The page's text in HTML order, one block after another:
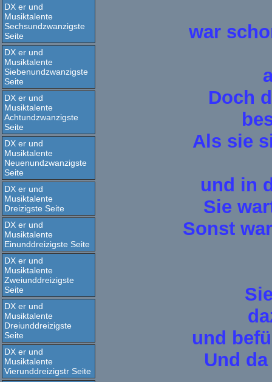
DX er und
Musiktalente
Sechsundzwanzigste
Seite
DX er und
Musiktalente
Siebenundzwanzigste
Seite
DX er und
Musiktalente
Achtundzwanzigste
Seite
DX er und
Musiktalente
Neuenundzwanzigste
Seite
DX er und
Musiktalente
Dreizigste Seite
DX er und
Musiktalente
Einunddreizigste Seite
DX er und
Musiktalente
Zweiunddreizigste
Seite
DX er und
Musiktalente
Dreiunddreizigste
Seite
DX er und
Musiktalente
Vierunddreizigstr Seite
war
Doch
Als sie
und in
Sie
Sonst
und
Und